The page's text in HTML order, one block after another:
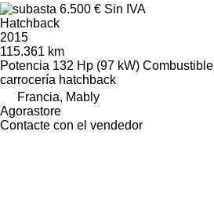
6.500 € Sin IVA
Hatchback
2015
115.361 km
Potencia 132 Hp (97 kW) Combustible
carrocería hatchback
Francia, Mably
Agorastore
Contacte con el vendedor